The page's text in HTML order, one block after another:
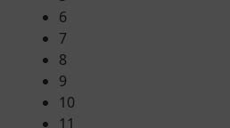
6
7
8
9
10
11